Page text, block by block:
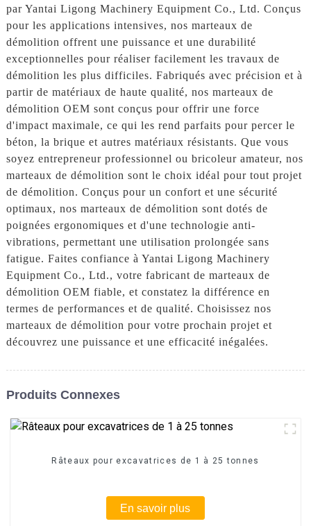
par Yantai Ligong Machinery Equipment Co., Ltd. Conçus
pour les applications intensives, nos marteaux de
démolition offrent une puissance et une durabilité
exceptionnelles pour réaliser facilement les travaux de
démolition les plus difficiles. Fabriqués avec précision et à
partir de matériaux de haute qualité, nos marteaux de
démolition OEM sont conçus pour offrir une force
d'impact maximale, ce qui les rend parfaits pour percer le
béton, la brique et autres matériaux résistants. Que vous
soyez entrepreneur professionnel ou bricoleur amateur, nos
marteaux de démolition sont le choix idéal pour tout projet
de démolition. Conçus pour un confort et une sécurité
optimaux, nos marteaux de démolition sont dotés de
poignées ergonomiques et d'une technologie anti-
vibrations, permettant une utilisation prolongée sans
fatigue. Faites confiance à Yantai Ligong Machinery
Equipment Co., Ltd., votre fabricant de marteaux de
démolition OEM fiable, et constatez la différence en
termes de performances et de qualité. Choisissez nos
marteaux de démolition pour votre prochain projet et
découvrez une puissance et une efficacité inégalées.
Produits Connexes
Râteaux pour excavatrices de 1 à 25 tonnes
En savoir plus